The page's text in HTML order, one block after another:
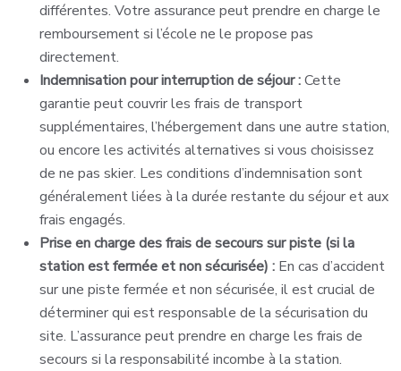
différentes. Votre assurance peut prendre en charge le
remboursement si l’école ne le propose pas
directement.
Indemnisation pour interruption de séjour :Cette
garantie peut couvrir les frais de transport
supplémentaires, l’hébergement dans une autre station,
ou encore les activités alternatives si vous choisissez
de ne pas skier. Les conditions d’indemnisation sont
généralement liées à la durée restante du séjour et aux
frais engagés.
Prise en charge des frais de secours sur piste (si la
station est fermée et non sécurisée) : En cas d’accident
sur une piste fermée et non sécurisée, il est crucial de
déterminer qui est responsable de la sécurisation du
site. L’assurance peut prendre en charge les frais de
secours si la responsabilité incombe à la station.